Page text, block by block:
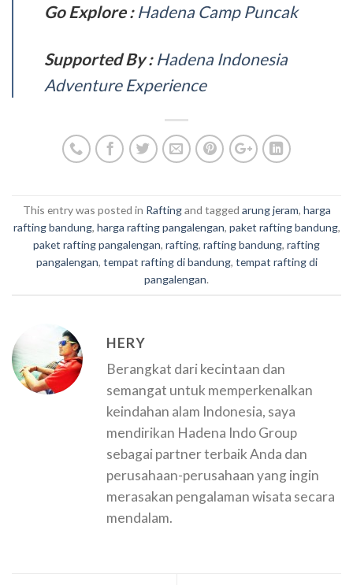
Go Explore : Hadena Camp Puncak
Supported By : Hadena Indonesia
Adventure Experience
This entry was posted in Raftingand tagged arung jeram, harga
rafting bandung, harga rafting pangalengan, paket rafting bandung,
paket rafting pangalengan, rafting, rafting bandung, rafting
pangalengan, tempat rafting di bandung, tempat rafting di
pangalengan.
HERY
Berangkat dari kecintaan dan
semangat untuk memperkenalkan
keindahan alam Indonesia, saya
mendirikan Hadena Indo Group
sebagai partner terbaik Anda dan
perusahaan-perusahaan yang ingin
merasakan pengalaman wisata secara
mendalam.